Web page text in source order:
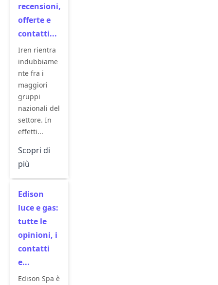
recensioni,
offerte e
contatti...
Iren rientra
indubbiame
nte fra i
maggiori
gruppi
nazionali del
settore. In
effetti...
Scopri di
più
Edison
luce e gas:
tutte le
opinioni, i
contatti
e...
Edison Spa è